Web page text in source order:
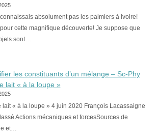
absolument pas les palmiers à ivoire!
cette magnifique découverte! Je suppose que
sont…
les constituants d’un mélange – Sc-Phy
lait « à la loupe »
« à la loupe » 4 juin 2020 François Lacassaigne
Actions mécaniques et forcesSources de
et…